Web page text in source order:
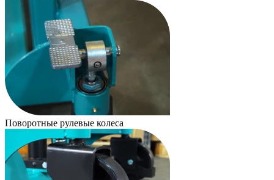
Поворотные рулевые колеса